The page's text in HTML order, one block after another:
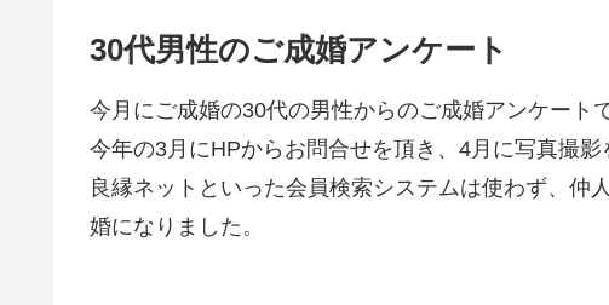
30代男性のご成婚アンケート
今月にご成婚の30代の男性からのご成婚アンケートで
今年の3月にHPからお問合せを頂き、4月に写真撮影
良縁ネットといった会員検索システムは使わず、仲
婚になりました。